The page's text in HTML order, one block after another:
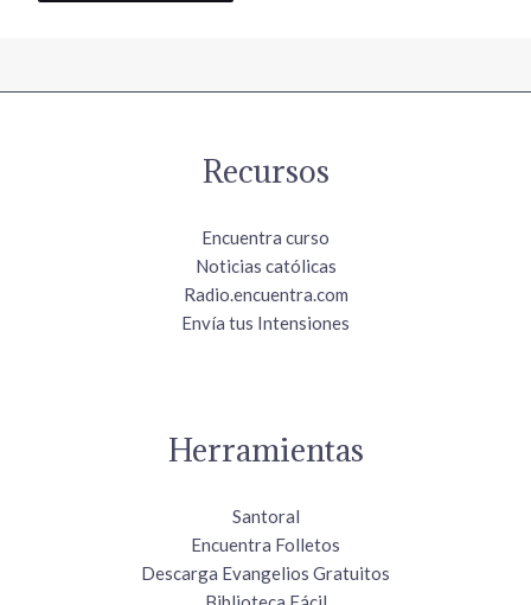
Recursos
Encuentra curso
Noticias católicas
Radio.encuentra.com
Envía tus Intensiones
Herramientas
Santoral
Encuentra Folletos
Descarga Evangelios Gratuitos